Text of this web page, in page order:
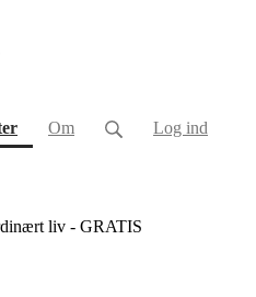
(current)
Om Log ind
liv - GRATIS